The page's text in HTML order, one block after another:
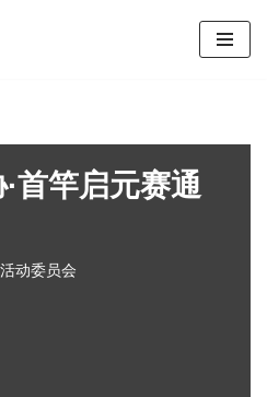
首竿启元赛通
动委员会